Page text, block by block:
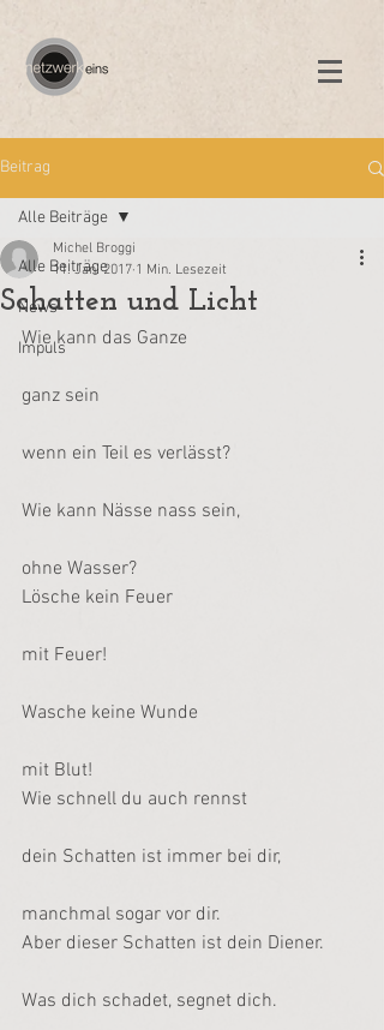
Beitrag
Alle Beiträge
News
Impuls
Alle Beiträge
Schatten und Licht
Michel Broggi
11. Jan. 2017 1 Min. Lesezeit
Wie kann das Ganze
ganz sein
wenn ein Teil es verlässt?
Wie kann Nässe nass sein,
ohne Wasser?
Lösche kein Feuer
mit Feuer!
Wasche keine Wunde
mit Blut!
Wie schnell du auch rennst
dein Schatten ist immer bei dir,
manchmal sogar vor dir.
Aber dieser Schatten ist dein Diener.
Was dich schadet, segnet dich.